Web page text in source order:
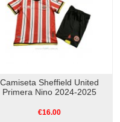
Camiseta Sheffield United
Primera Nino 2024-2025
€16.00